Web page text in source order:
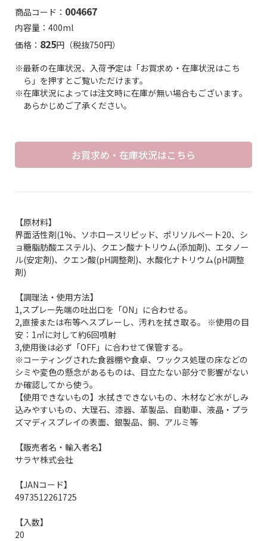
商品コード： 004667
内容量：400ml
価格： 825円（税抜750円）
※最新の在庫状況、入荷予定は「お買求め・在庫状況はこち
ら」を押すとご覧いただけます。
※在庫状況によっては注文時に在庫が無い場合もございます。
あらかじめご了承ください。
お買求め・在庫状況はこちら
【原材料】
界面活性剤(1%、ソホロースリピッド、ポリソルベート20、シ
ョ糖脂肪酸エステル)、クエン酸ナトリウム(添加剤)、エタノー
ル(安定剤)、クエン酸(pH調整剤)、水酸化ナトリウム(pH調整
剤)
【調理法・使用方法】
1,スプレー先端の吐出口を「ON」に合わせる。
2,直接または布等へスプレーし、汚れを拭き取る。 ※使用の目
安：1㎡に対して約6回噴射
3,使用後は必ず「OFF」に合わせて保管する。
※コーティングされた食器棚や食卓、ワックス処理の床などの
シミや変色の懸念があるものは、目立たない部分で影響がない
か確認してから使う。
【使用できないもの】水拭きできないもの、木材など水がしみ
込みやすいもの、大理石、漆器、革製品、自動車、液晶・プラ
ズマディスプレイの表面、銀製品、銅、アルミ等
【販売者名・輸入者名】
サラヤ株式会社
【JANコード】
4973512261725
【入数】
20